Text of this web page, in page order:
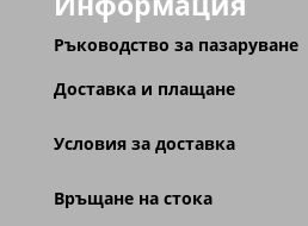
Ръководство за пазаруване
Доставка и плащане
Условия за доставка
Връщане на стока